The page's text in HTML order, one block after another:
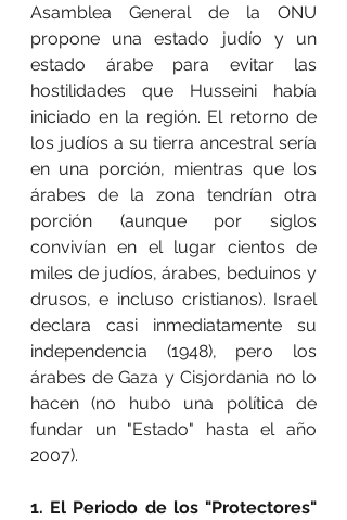
Asamblea General de la ONU
propone una estado judío y un
estado árabe para evitar las
hostilidades que Husseini había
iniciado en la región. El retorno de
los judíos a su tierra ancestral sería
en una porción, mientras que los
árabes de la zona tendrían otra
porción (aunque por siglos
convivían en el lugar cientos de
miles de judíos, árabes, beduinos y
drusos, e incluso cristianos). Israel
declara casi inmediatamente su
independencia (1948), pero los
árabes de Gaza y Cisjordania no lo
hacen (no hubo una política de
fundar un "Estado" hasta el año
2007).
1. El Periodo de los "Protectores"